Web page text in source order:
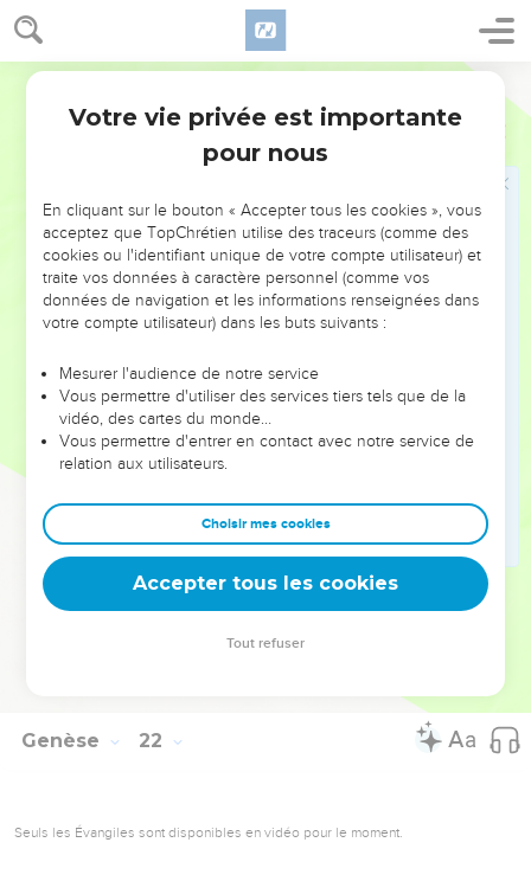
Genèse 21
26 Abimélek lui répondit : « Je ne sais pas qui a fait cela.
Jusqu’à aujourd’hui toi-même ne m’en avais rien dit, et je
n’en avais pas entendu parler. »
Abraham prit des moutons, des chèvres et des bœufs, les
Abimélek lui demanda : « Pourquoi mets-tu ces sept
brebis à part ? »
Abraham répondit : « Ces sept brebis, reçois-les de ma
part pour qu’elles soient un témoignage en ma faveur que
c’est bien moi qui ai creusé ce puits. »
C’est ainsi qu’on appela ce lieu Berchéba, car tous deux y
firent un serment.
Ils conclurent donc un accord à Berchéba. Puis Abimélek
se mit en route avec Pikol, chef de son armée, pour
Abraham planta un arbre, un tamaris, à Berchéba et il pria
le Dieu éternel en l’appelant Seigneur.
Abraham séjourna longtemps dans le pays des Philistins.
© Société biblique française – Bibli’O, 1997, avec autorisation. Pour vous procurer
Genèse 22
Seuls les Évangiles sont disponibles en vidéo pour le moment.
Votre vie privée est importante
pour nous
En cliquant sur le bouton « Accepter tous les cookies », vous
acceptez que TopChrétien utilise des traceurs (comme des
cookies ou l'identifiant unique de votre compte utilisateur) et
traite vos données à caractère personnel (comme vos
données de navigation et les informations renseignées dans
votre compte utilisateur) dans les buts suivants :
Mesurer l'audience de notre service
Vous permettre d'utiliser des services tiers tels que de la
vidéo, des cartes du monde…
Vous permettre d'entrer en contact avec notre service de
relation aux utilisateurs.
Choisir mes cookies
Accepter tous les cookies
Tout refuser